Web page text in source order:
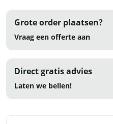
Grote order plaatsen?
Vraag een offerte aan
Direct gratis advies
Laten we bellen!